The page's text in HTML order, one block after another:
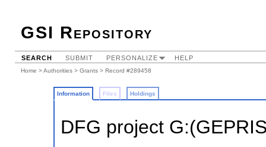
GSI Repository
SEARCH SUBMIT PERSONALIZE HELP
Home >Authorities > Grants > Record #289458
Information Files Holdings
DFG project